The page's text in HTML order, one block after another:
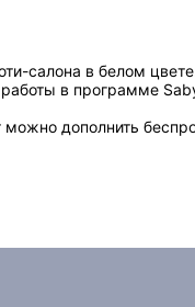
салона в белом
в программе
дополнить